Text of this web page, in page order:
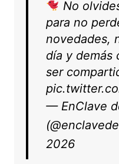
No
para no
novedades,
día y demás
ser
— EnClave
2026